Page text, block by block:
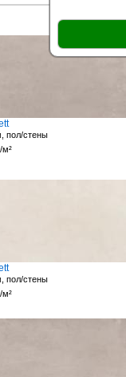
пол/стены
пол/стены